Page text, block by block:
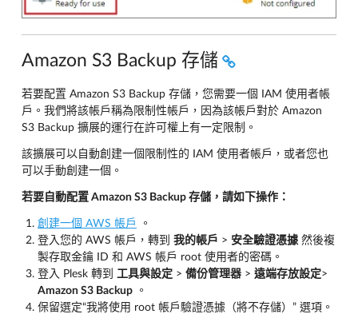
Amazon S3 Backup 存儲
若要配置 Amazon S3 Backup 存儲，您需要一個 IAM 使用者帳
戶。我們將該帳戶稱為限制性帳戶，因為該帳戶對於 Amazon
S3 Backup 擴展的運行在許可權上有一定限制。
該擴展可以自動創建一個限制性的 IAM 使用者帳戶，或者您也
可以手動創建一個。
若要自動配置 Amazon S3 Backup 存儲，請如下操作：
創建一個 AWS 帳戶
。
登入您的 AWS 帳戶，轉到 我的帳戶 > 安全驗證憑據 然後複
製存取金鑰 ID 和 AWS 帳戶 root 使用者的密碼。
登入 Plesk 轉到 工具與設定 > 備份管理器 > 遠端存放設定>
Amazon S3 Backup 。
保留選定“我將使用 root 帳戶驗證憑據（將不存儲）” 選項。